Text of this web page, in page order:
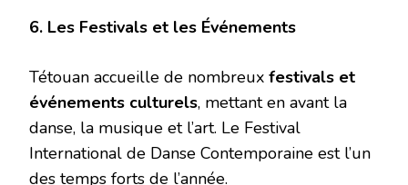
6. Les Festivals et les Événements
Tétouan accueille de nombreux festivals et
événements culturels, mettant en avant la
danse, la musique et l’art. Le Festival
International de Danse Contemporaine est l’un
des temps forts de l’année.